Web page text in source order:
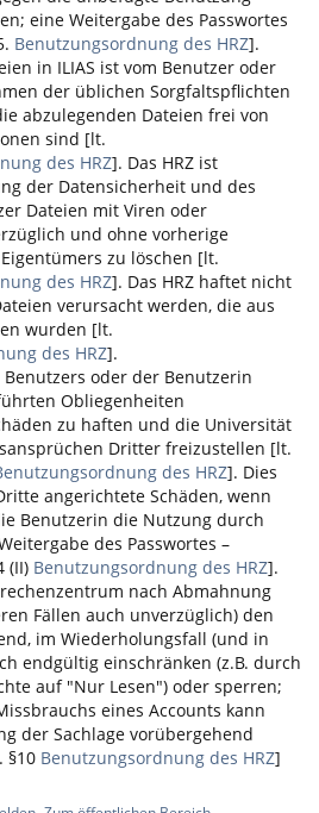
eine Weitergabe des Passwortes
Benutzungsordnung des HRZ].
in ILIAS ist vom Benutzer oder
der üblichen Sorgfaltspflichten
abzulegenden Dateien frei von
sind [lt.
des HRZ]. Das HRZ ist
der Datensicherheit und des
Dateien mit Viren oder
und ohne vorherige
zu löschen [lt.
des HRZ]. Das HRZ haftet nicht
verursacht werden, die aus
wurden [lt.
des HRZ].
Benutzers oder der Benutzerin
Obliegenheiten
zu haften und die Universität
Dritter freizustellen [lt.
des HRZ]. Dies
angerichtete Schäden, wenn
Benutzerin die Nutzung durch
des Passwortes –
(II) Benutzungsordnung des HRZ].
nach Abmahnung
Fällen auch unverzüglich) den
im Wiederholungsfall (und in
endgültig einschränken (z.B. durch
auf "Nur Lesen") oder sperren;
eines Accounts kann
der Sachlage vorübergehend
§10 Benutzungsordnung des HRZ]